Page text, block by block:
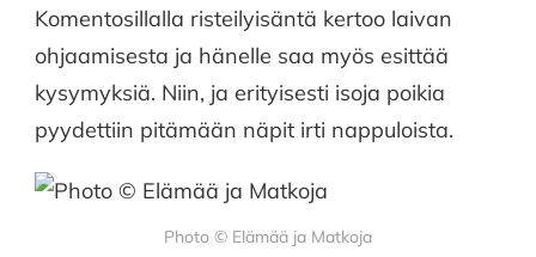
Komentosillalla risteilyisäntä kertoo laivan
ohjaamisesta ja hänelle saa myös esittää
kysymyksiä. Niin, ja erityisesti isoja poikia
pyydettiin pitämään näpit irti nappuloista.
Photo © Elämää ja Matkoja